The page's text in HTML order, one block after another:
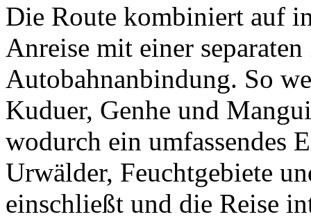
Die Route kombiniert auf
Anreise mit einer
Autobahnanbindung. So
Kuduer, Genhe und
wodurch ein umfassendes
Urwälder, Feuchtgebiete
einschließt und die Reise